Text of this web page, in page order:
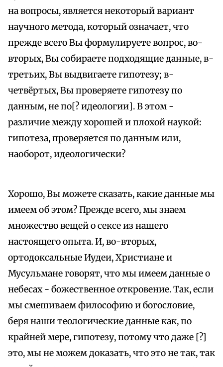
на вопросы, является некоторый вариант
научного метода, который означает, что
прежде всего Вы формулируете вопрос, во-
вторых, Вы собираете подходящие данные, в-
третьих, Вы выдвигаете гипотезу; в-
четвёртых, Вы проверяете гипотезу по
данным, не по[? идеологии]. В этом -
различие между хорошей и плохой наукой:
гипотеза, проверяется по данным или,
наоборот, идеологически?
Хорошо, Вы можете сказать, какие данные мы
имеем об этом? Прежде всего, мы знаем
множество вещей о сексе из нашего
настоящего опыта. И, во-вторых,
ортодоксальные Иудеи, Христиане и
Мусульмане говорят, что мы имеем данные о
небесах - божественное откровение. Так, если
мы смешиваем философию и богословие,
беря наши теологические данные как, по
крайней мере, гипотезу, потому что даже [?]
это, мы не можем доказать, что это не так, так